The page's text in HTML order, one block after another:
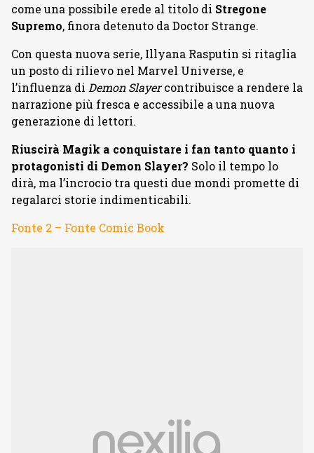
come una possibile erede al titolo di Stregone
Supremo, finora detenuto da Doctor Strange.
Con questa nuova serie, Illyana Rasputin si ritaglia
un posto di rilievo nel Marvel Universe, e
l’influenza di Demon Slayercontribuisce a rendere la
narrazione più fresca e accessibile a una nuova
generazione di lettori.
Riuscirà Magik a conquistare i fan tanto quanto i
protagonisti di Demon Slayer? Solo il tempo lo
dirà, ma l’incrocio tra questi due mondi promette di
regalarci storie indimenticabili.
Fonte 2 – Fonte Comic Book